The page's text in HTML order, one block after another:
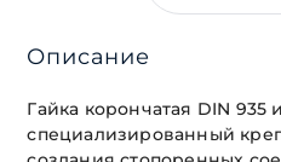
Описание
Гайка корончатая DIN
специализированный